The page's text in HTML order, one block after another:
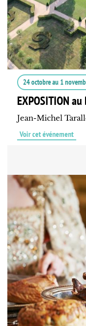
24 octobreau 1
EXPOSITION
Jean-Michel
Voir cet événement